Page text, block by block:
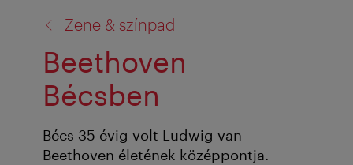
Zene & színpad
Beethoven
Bécsben
Bécs 35 évig volt Ludwig van
Beethoven életének középpontja.